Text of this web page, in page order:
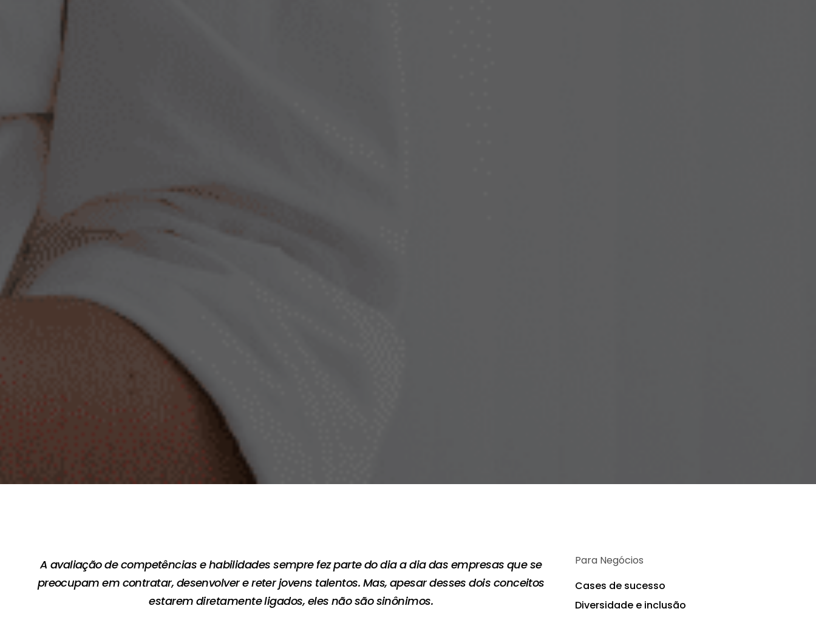
A avaliação de competências e habilidades sempre fez parte do dia a dia das empresas que se
preocupam em contratar, desenvolver e reter jovens talentos. Mas, apesar desses dois conceitos
estarem diretamente ligados, eles não são sinônimos.
Para Negócios
Cases de sucesso
Diversidade e inclusão